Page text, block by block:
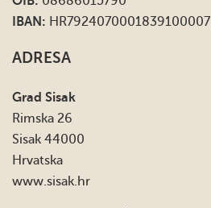
IBAN: HR7924070001839100007
ADRESA
Grad Sisak
Rimska 26
Sisak 44000
Hrvatska
www.sisak.hr